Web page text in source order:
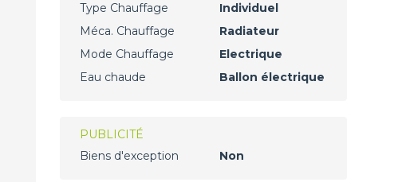
Type Chauffage
Individuel
Méca. Chauffage
Radiateur
Mode Chauffage
Electrique
Eau chaude
Ballon électrique
PUBLICITÉ
Biens d'exception
Non